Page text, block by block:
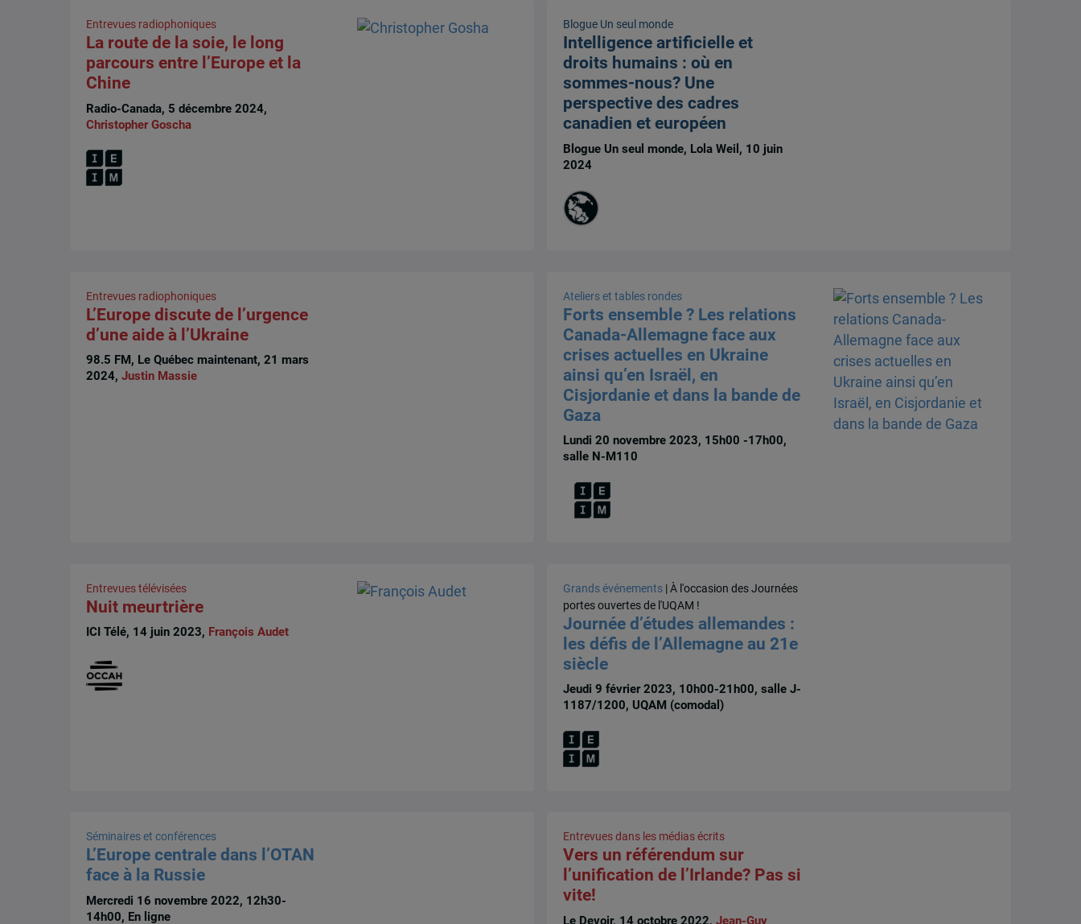
Entrevues radiophoniques
La route de la soie, le long
parcours entre l’Europe et la
Chine
Radio-Canada, 5 décembre 2024,
Christopher Goscha
Blogue Un seul monde
Intelligence artificielle et
droits humains : où en
sommes-nous? Une
perspective des cadres
canadien et européen
Blogue Un seul monde, Lola Weil, 10 juin
2024
Entrevues radiophoniques
L’Europe discute de l’urgence
d’une aide à l’Ukraine
98.5 FM, Le Québec maintenant, 21 mars
2024,Justin Massie
Ateliers et tables rondes
Forts ensemble ? Les relations
Canada-Allemagne face aux
crises actuelles en Ukraine
ainsi qu’en Israël, en
Cisjordanie et dans la bande de
Gaza
Lundi 20 novembre 2023, 15h00 -17h00,
salle N-M110
Entrevues télévisées
Nuit meurtrière
ICI Télé, 14 juin 2023, François Audet
Grands événements| À l'occasion des Journées
portes ouvertes de l'UQAM !
Journée d’études allemandes :
les défis de l’Allemagne au 21e
siècle
Jeudi 9 février 2023, 10h00-21h00, salle J-
1187/1200, UQAM (comodal)
Séminaires et conférences
L’Europe centrale dans l’OTAN
face à la Russie
Mercredi 16 novembre 2022, 12h30-
14h00, En ligne
Entrevues dans les médias écrits
Vers un référendum sur
l’unification de l’Irlande? Pas si
vite!
Le Devoir, 14 octobre 2022, Jean-Guy